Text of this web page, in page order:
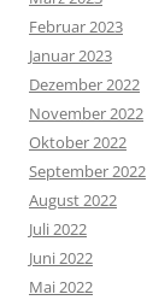
Februar 2023
Januar 2023
Dezember 2022
November 2022
Oktober 2022
September 2022
August 2022
Juli 2022
Juni 2022
Mai 2022